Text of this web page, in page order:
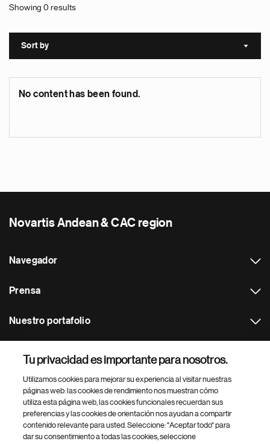
Showing 0 results
Sort by Sort
No content has been found.
Novartis Andean & CAC region
Navegador
Prensa
Nuestro portafolio
Footer Site Search
Tu privacidad es importante para nosotros.
Utilizamos cookies para mejorar su experiencia al visitar nuestras
páginas web: las cookies de rendimiento nos muestran cómo
utiliza esta página web, las cookies funcionales recuerdan sus
preferencias y las cookies de orientación nos ayudan a compartir
contenido relevante para usted. Seleccione: "Aceptar todo" para
dar su consentimiento a todas las cookies, seleccione